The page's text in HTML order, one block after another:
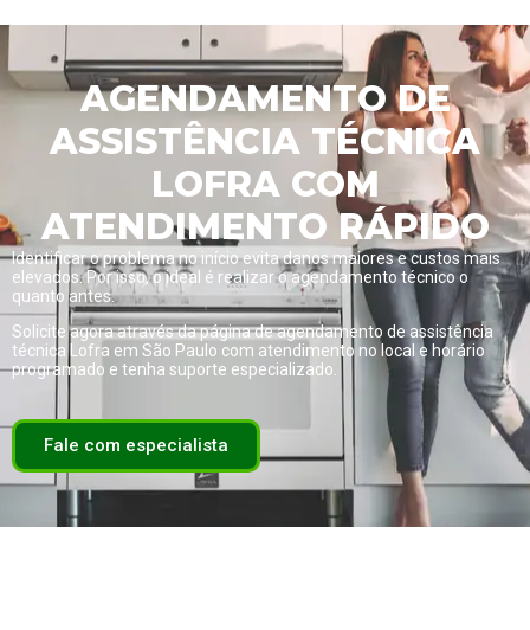
AGENDAMENTO DE
ASSISTÊNCIA TÉCNICA
LOFRA COM
ATENDIMENTO RÁPIDO
Identificar o problema no início evita danos maiores e custos mais
elevados. Por isso, o ideal é realizar o agendamento técnico o
quanto antes.
Solicite agora através da página deagendamento de assistência
técnica Lofra em São Paulo com atendimento no local e horário
programado e tenha suporte especializado.
Fale com especialista